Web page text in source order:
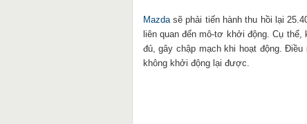
Mazdasẽ phải tiến hành thu hồi lại
liên quan đến mô-tơ khởi động. Cụ
đủ, gây chập mạch khi hoạt động.
không khởi động lại được.